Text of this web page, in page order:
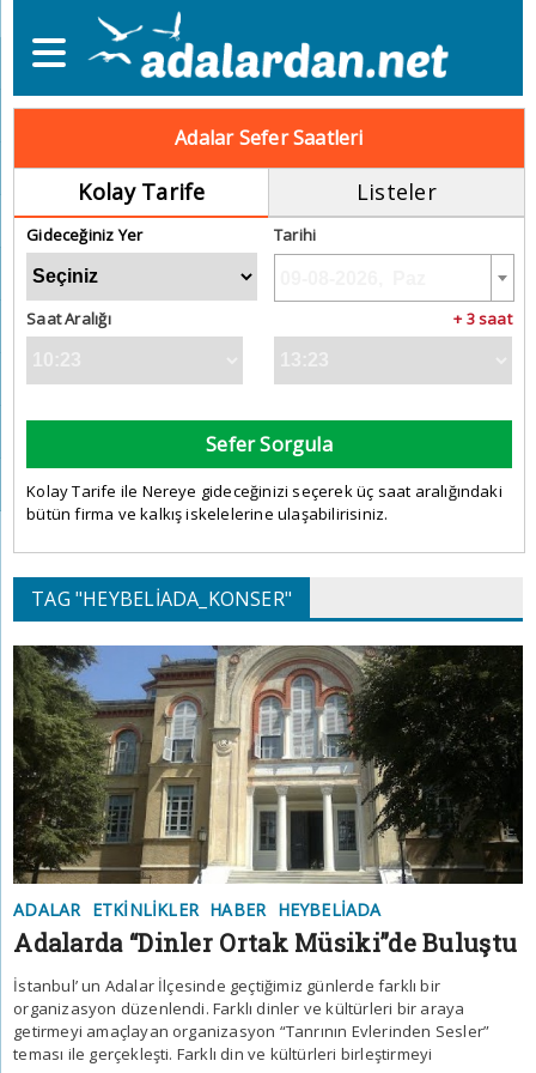
Adalar Sefer Saatleri
Kolay Tarife Listeler
Gideceğiniz Yer Tarihi
Saat Aralığı + 3 saat
Sefer Sorgula
Kolay Tarife ile Nereye gideceğinizi seçerek üç saat aralığındaki
bütün firma ve kalkış iskelelerine ulaşabilirisiniz.
TAG "HEYBELIADA_KONSER"
ADALAR ETKINLIKLER HABER HEYBELIADA
Adalarda “Dinler Ortak Müsiki”de Buluştu
İstanbul’ un Adalar İlçesinde geçtiğimiz günlerde farklı bir
organizasyon düzenlendi. Farklı dinler ve kültürleri bir araya
getirmeyi amaçlayan organizasyon “Tanrının Evlerinden Sesler”
teması ile gerçekleşti. Farklı din ve kültürleri birleştirmeyi